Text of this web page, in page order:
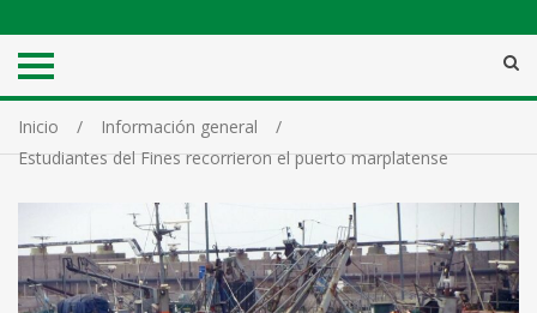
Inicio
Información general
Estudiantes del Fines recorrieron el puerto marplatense